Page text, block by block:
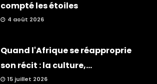
compté les étoiles
4 août 2026
Quand l'Afrique se réapproprie
son récit : la culture,...
15 juillet 2026